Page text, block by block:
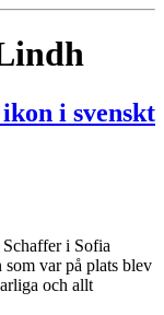
i svenskt
i Sofia
var på plats blev
och allt